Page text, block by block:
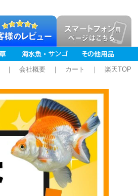
｜ 会社概要 ｜ カート ｜ 楽天TOP